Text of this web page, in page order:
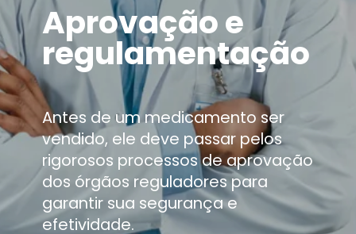
Aprovação e
regulamentação
Antes de um medicamento ser
vendido, ele deve passar pelos
rigorosos processos de aprovação
dos órgãos reguladores para
garantir sua segurança e
efetividade.